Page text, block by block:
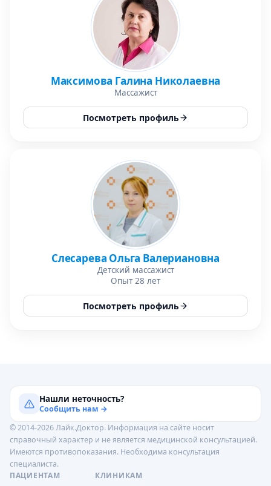
Максимова Галина Николаевна
Массажист
Посмотреть профиль
Слесарева Ольга Валериановна
Детский массажист
Опыт 28 лет
Посмотреть профиль
Нашли неточность?
Сообщить нам →
© 2014-2026 Лайк.Доктор. Информация на сайте носит
справочный характер и не является медицинской консультацией.
Имеются противопоказания. Необходима консультация
специалиста.
ПАЦИЕНТАМ
КЛИНИКАМ